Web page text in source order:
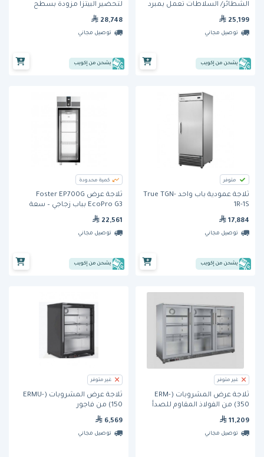
الشطائر/ السلاطات تعمل بمبرد
من ترو
25,199
توصيل مجاني
يشحن من إكويب
لتحضير البيتزا مزودة بسطح
إضافي وتعمل بمبرد هيدروكربوني
28,748
توصيل مجاني
يشحن من إكويب
متوفر
ثلاجة عمودية باب واحد True TGN-
1R-1S
17,884
توصيل مجاني
يشحن من إكويب
كمية محدودة
ثلاجة عرض Foster EP700G
EcoPro G3 بباب زجاجي – سعة
22,561
توصيل مجاني
يشحن من إكويب
غير متوفر
ثلاجة عرض المشروبات (ERM-
350) من الفولاذ المقاوم للصدأ
من فاجور
11,209
توصيل مجاني
غير متوفر
ثلاجة عرض المشروبات (ERMU-
150) من فاجور
6,569
توصيل مجاني